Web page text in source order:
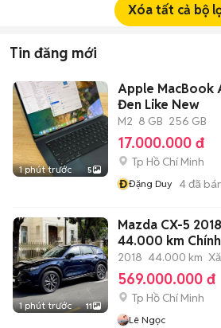
Xóa tất cả bộ
Tin đăng mới
1 phút trước 5
Apple MacBook
Đen Like New
M2 8 GB 256 GB
17.000.000 đ
Tp Hồ Chí Minh
ĐĐặng Duy 4đã
1 phút trước 11
Mazda CX-5
44.000 km
2018 44.000 km
569.000.000 đ
Tp Hồ Chí Minh
Lê Ngọc